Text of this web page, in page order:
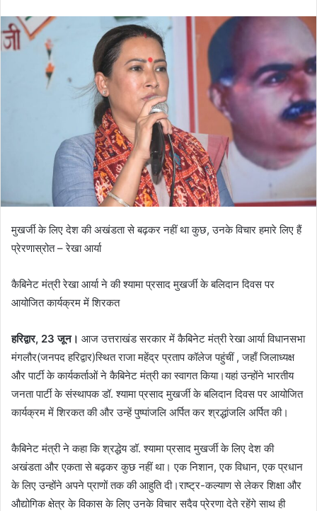
d
a
n
a
i
l
मुखर्जी के लिए देश की अखंडता से बढ़कर नहीं था कुछ, उनके विचार हमारे लिए हैं
प्रेरणास्रोत – रेखा आर्या
कैबिनेट मंत्री रेखा आर्या ने की श्यामा प्रसाद मुखर्जी के बलिदान दिवस पर
आयोजित कार्यक्रम में शिरकत
हरिद्वार, 23 जून। आज उत्तराखंड सरकार में कैबिनेट मंत्री रेखा आर्या विधानसभा
मंगलौर(जनपद हरिद्वार)स्थित राजा महेंद्र प्रताप कॉलेज पहुंचीं , जहाँ जिलाध्यक्ष
और पार्टी के कार्यकर्ताओं ने कैबिनेट मंत्री का स्वागत किया।यहां उन्होंने भारतीय
जनता पार्टी के संस्थापक डॉ. श्यामा प्रसाद मुखर्जी के बलिदान दिवस पर आयोजित
कार्यक्रम में शिरकत की और उन्हें पुष्पांजलि अर्पित कर श्रद्धांजलि अर्पित की।
कैबिनेट मंत्री ने कहा कि श्रद्धेय डॉ. श्यामा प्रसाद मुखर्जी के लिए देश की
अखंडता और एकता से बढ़कर कुछ नहीं था। एक निशान, एक विधान, एक प्रधान
के लिए उन्होंने अपने प्राणों तक की आहुति दी।राष्ट्र-कल्याण से लेकर शिक्षा और
औद्योगिक क्षेत्र के विकास के लिए उनके विचार सदैव प्रेरणा देते रहेंगे साथ ही